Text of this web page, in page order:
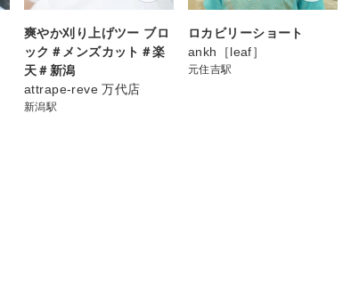
爽やか刈り上げツー ブロ
ック＃メンズカット＃楽
天＃新潟
attrape-reve 万代店
新潟駅
ロカビリーショート
ankh［leaf］
元住吉駅